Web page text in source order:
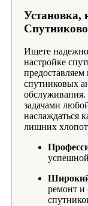
Установка,
Ищете
настройке
спутниковых
задачами
наслаждаться
лишних
Широкий
ремонт и